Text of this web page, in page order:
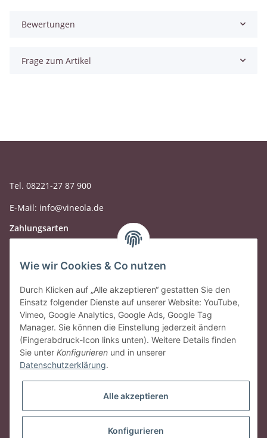
Bewertungen
Frage zum Artikel
Tel. 08221-27 87 900
E-Mail: info@vineola.de
Zahlungsarten
Vertrag widerrufen
Wie wir Cookies & Co nutzen
Durch Klicken auf „Alle akzeptieren“ gestatten Sie den
Einsatz folgender Dienste auf unserer Website: YouTube,
Vimeo, Google Analytics, Google Ads, Google Tag
Manager. Sie können die Einstellung jederzeit ändern
(Fingerabdruck-Icon links unten). Weitere Details finden
Sie unter Konfigurieren und in unserer
Datenschutzerklärung.
Alle akzeptieren
Konfigurieren